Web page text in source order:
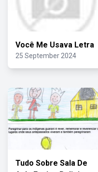
Você Me Usava Letra
25 September 2024
Tudo Sobre Sala De